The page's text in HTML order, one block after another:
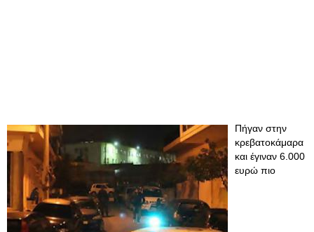
Πήγαν στην
κρεβατοκάμαρα
και έγιναν 6.000
ευρώ πιο